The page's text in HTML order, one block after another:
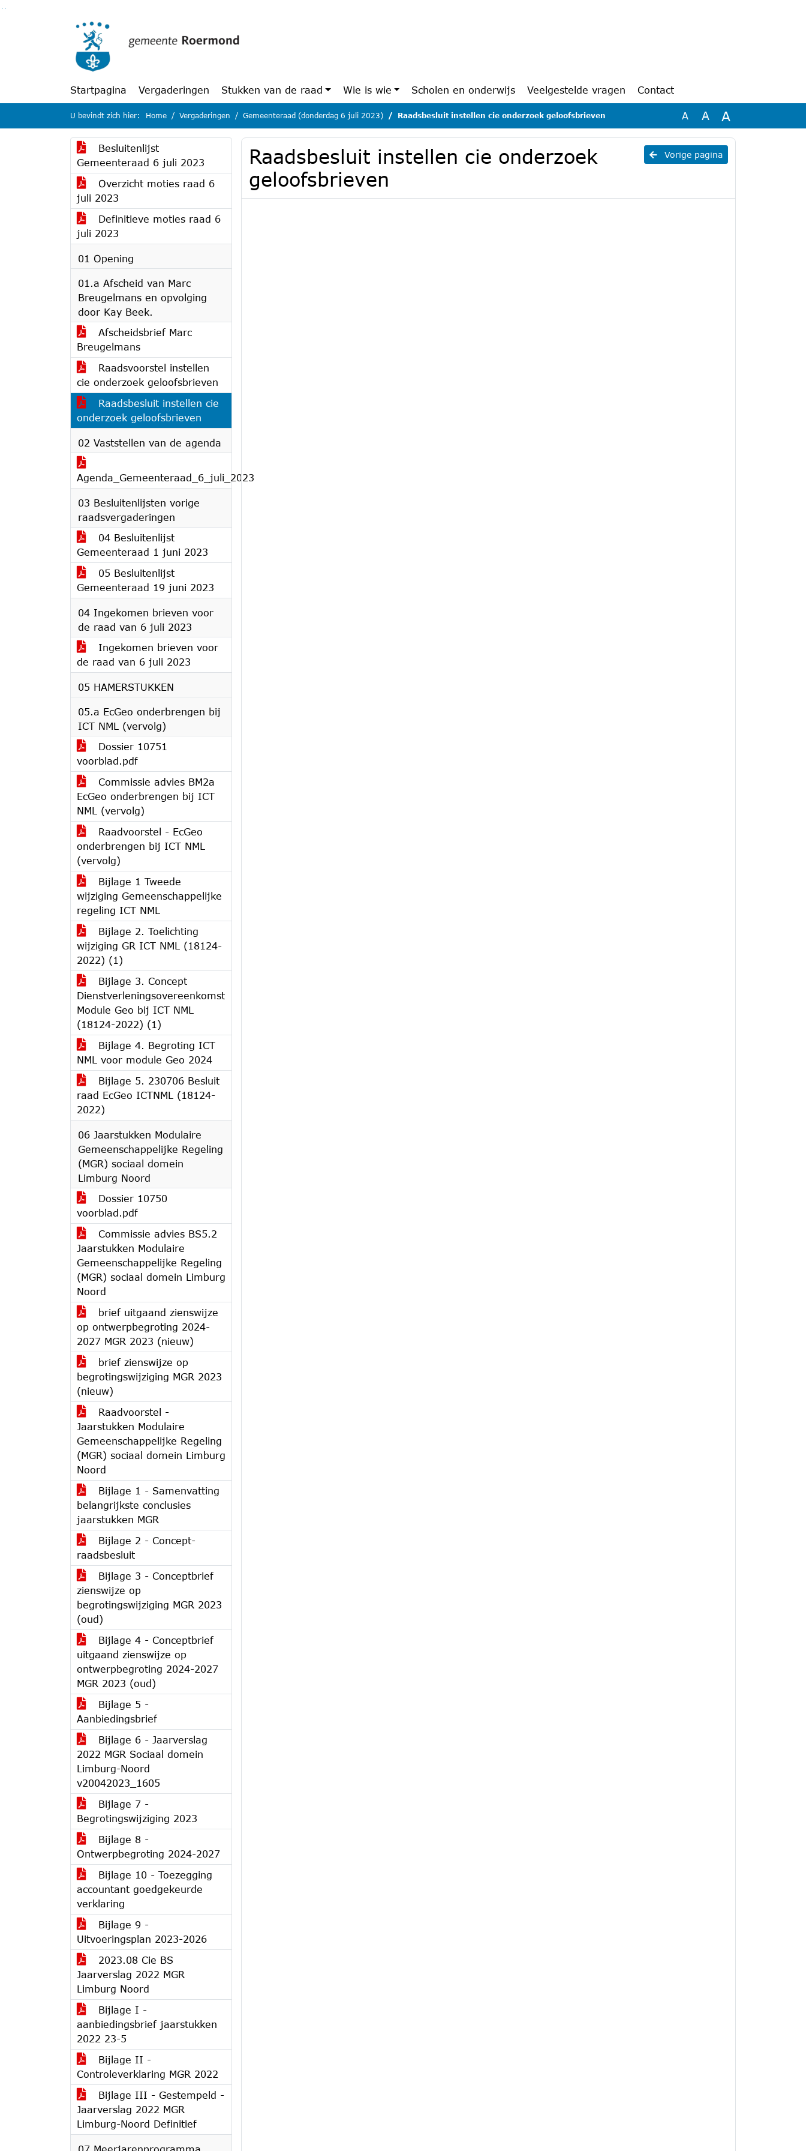
Startpagina Vergaderingen Stukken van de raad Wie is wie Scholen en onderwijs Veelgestelde vragen Contact
U bevindt zich hier: Home Vergaderingen Gemeenteraad (donderdag 6 juli 2023) Raadsbesluit instellen cie onderzoek geloofsbrieven A A A
Besluitenlijst
Gemeenteraad 6 juli 2023
Overzicht moties raad 6
juli 2023
Definitieve moties raad 6
juli 2023
01 Opening
01.a Afscheid van Marc
Breugelmans en opvolging
door Kay Beek.
Afscheidsbrief Marc
Breugelmans
Raadsvoorstel instellen
cie onderzoek geloofsbrieven
Raadsbesluit instellen cie
onderzoek geloofsbrieven
02 Vaststellen van de agenda
Agenda_Gemeenteraad_6_juli_2023
03 Besluitenlijsten vorige
raadsvergaderingen
04 Besluitenlijst
Gemeenteraad 1 juni 2023
05 Besluitenlijst
Gemeenteraad 19 juni 2023
04 Ingekomen brieven voor
de raad van 6 juli 2023
Ingekomen brieven voor
de raad van 6 juli 2023
05 HAMERSTUKKEN
05.a EcGeo onderbrengen bij
ICT NML (vervolg)
Dossier 10751
voorblad.pdf
Commissie advies BM2a
EcGeo onderbrengen bij ICT
NML (vervolg)
Raadvoorstel - EcGeo
onderbrengen bij ICT NML
(vervolg)
Bijlage 1 Tweede
wijziging Gemeenschappelijke
regeling ICT NML
Bijlage 2. Toelichting
wijziging GR ICT NML (18124-
2022) (1)
Bijlage 3. Concept
Dienstverleningsovereenkomst
Module Geo bij ICT NML
(18124-2022) (1)
Bijlage 4. Begroting ICT
NML voor module Geo 2024
Bijlage 5. 230706 Besluit
raad EcGeo ICTNML (18124-
2022)
06 Jaarstukken Modulaire
Gemeenschappelijke Regeling
(MGR) sociaal domein
Limburg Noord
Dossier 10750
voorblad.pdf
Commissie advies BS5.2
Jaarstukken Modulaire
Gemeenschappelijke Regeling
(MGR) sociaal domein Limburg
Noord
brief uitgaand zienswijze
op ontwerpbegroting 2024-
2027 MGR 2023 (nieuw)
brief zienswijze op
begrotingswijziging MGR 2023
(nieuw)
Raadvoorstel -
Jaarstukken Modulaire
Gemeenschappelijke Regeling
(MGR) sociaal domein Limburg
Noord
Bijlage 1 - Samenvatting
belangrijkste conclusies
jaarstukken MGR
Bijlage 2 - Concept-
raadsbesluit
Bijlage 3 - Conceptbrief
zienswijze op
begrotingswijziging MGR 2023
(oud)
Bijlage 4 - Conceptbrief
uitgaand zienswijze op
ontwerpbegroting 2024-2027
MGR 2023 (oud)
Bijlage 5 -
Aanbiedingsbrief
Bijlage 6 - Jaarverslag
2022 MGR Sociaal domein
Limburg-Noord
v20042023_1605
Bijlage 7 -
Begrotingswijziging 2023
Bijlage 8 -
Ontwerpbegroting 2024-2027
Bijlage 10 - Toezegging
accountant goedgekeurde
verklaring
Bijlage 9 -
Uitvoeringsplan 2023-2026
2023.08 Cie BS
Jaarverslag 2022 MGR
Limburg Noord
Bijlage I -
aanbiedingsbrief jaarstukken
2022 23-5
Bijlage II -
Controleverklaring MGR 2022
Bijlage III - Gestempeld -
Jaarverslag 2022 MGR
Limburg-Noord Definitief
Vorige pagina
Raadsbesluit instellen cie onderzoek
geloofsbrieven